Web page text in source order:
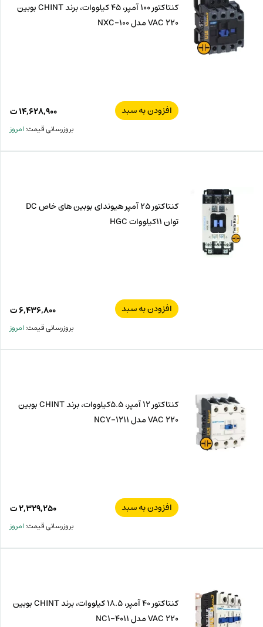
کنتاکتور 100 آمپر، 45 کیلووات، برند CHINT بوبین
VAC 220 مدل 100-NXC
افزودن به سبد ۱۴,۶۲۸,۹۰۰ت
بروزرسانی قیمت:امروز
کنتاکتور 25 آمپر هیوندای بوبین های خاص DC
توان 11کیلووات HGC
افزودن به سبد ۶,۴۳۶,۸۰۰ت
بروزرسانی قیمت:امروز
کنتاکتور 12 آمپر، 5.5کیلووات، برند CHINT بوبین
VAC 220 مدل NC7-1211
افزودن به سبد ۲,۳۲۹,۲۵۰ت
بروزرسانی قیمت:امروز
کنتاکتور 40 آمپر، 18.5 کیلووات، برند CHINT بوبین
VAC 220 مدل NC1-4011